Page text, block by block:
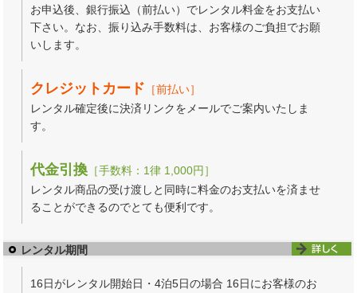
お申込後、銀行振込（前払い）でレンタル料金をお支払い
下さい。なお、振り込み手数料は、お客様のご負担でお願
いします。
クレジットカード ［前払い］
レンタル確定後に決済リンクをメールでご案内いたしま
す。
代金引換［手数料：1律 1,000円］
レンタル商品の受け渡しと同時に料金のお支払いを済ませ
ることができるのでとても便利です。
レンタル期間
16日がレンタル開始日・4泊5日の場合 16日にお客様のお